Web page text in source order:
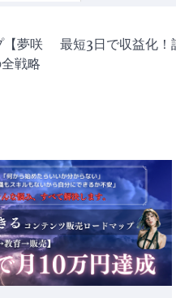
夢咲
戦略
最短3日で収益化！